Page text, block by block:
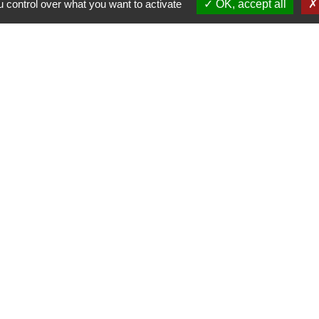
over what you want to activate OK, accept all